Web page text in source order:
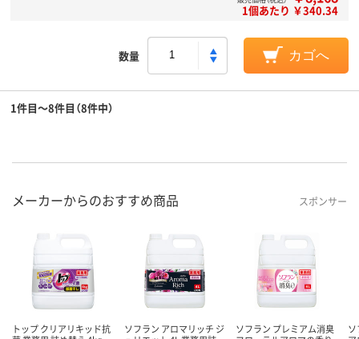
1個あたり ￥340.34
数量 カゴへ
1件目～8件目（8件中）
メーカーからのおすすめ商品 スポンサー
トップ クリアリキッド抗
ソフラン アロマリッチ ジ
ソフラン プレミアム消臭